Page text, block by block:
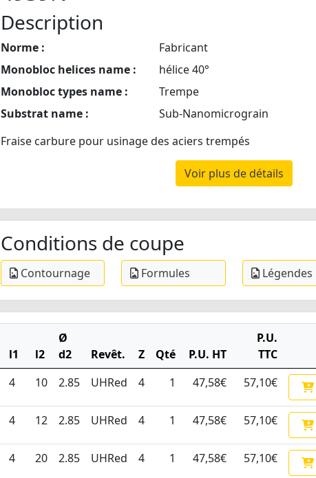
Description
Norme :
Fabricant
Monobloc helices name :
hélice 40°
Monobloc types name :
Trempe
Substrat name :
Sub-Nanomicrograin
Fraise carbure pour usinage des aciers trempés
Voir plus de détails
Conditions de coupe
Contournage Formules Légendes
l1 l2
Ø
d2
Revêt. Z Qté P.U. HT
P.U.
TTC
4 10 2.85 UHRed 4 1 47,58€ 57,10€
4 12 2.85 UHRed 4 1 47,58€ 57,10€
4 20 2.85 UHRed 4 1 47,58€ 57,10€